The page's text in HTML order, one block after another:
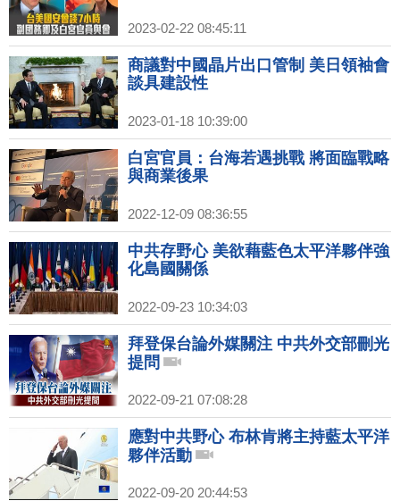
2023-02-22 08:45:11
商議對中國晶片出口管制 美日領袖會
談具建設性
2023-01-18 10:39:00
白宮官員：台海若遇挑戰 將面臨戰略
與商業後果
2022-12-09 08:36:55
中共存野心 美欲藉藍色太平洋夥伴強
化島國關係
2022-09-23 10:34:03
拜登保台論外媒關注 中共外交部刪光
提問
2022-09-21 07:08:28
應對中共野心 布林肯將主持藍太平洋
夥伴活動
2022-09-20 20:44:53